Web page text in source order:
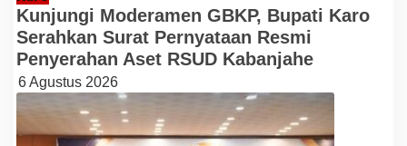
Kunjungi Moderamen GBKP, Bupati Karo
Serahkan Surat Pernyataan Resmi
Penyerahan Aset RSUD Kabanjahe
6 Agustus 2026